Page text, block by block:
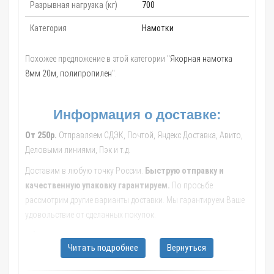
Разрывная нагрузка (кг) 700
Категория Намотки
Похожее предложение в этой категории "Якорная намотка
8мм 20м, полипропилен".
Информация о доставке:
От 250р. Отправляем СДЭК, Почтой, Яндекс.Доставка, Авито,
Деловыми линиями, Пэк и т.д.
Доставим в любую точку России.
Быструю отправку и
качественную упаковку гарантируем. По просьбе
рассмотрим другие варианты доставки. Мы гарантируем Ваше
удовольствие от сделанных покупок.
транспортной компании, рассчитают стоимость и сроки
Читать подробнее Вернуться